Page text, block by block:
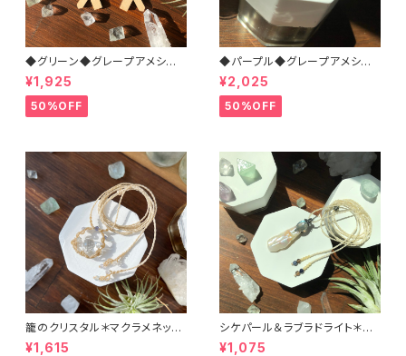
◆グリーン◆グレープアメシスト
＊マクラメネックレス
¥1,925
50%OFF
◆パープル◆グレープアメシスト
＊マクラメネックレス
¥2,025
50%OFF
籠のクリスタル＊マクラメネック
レス
¥1,615
シケパール＆ラブラドライト＊マ
クラメペンダント
¥1,075